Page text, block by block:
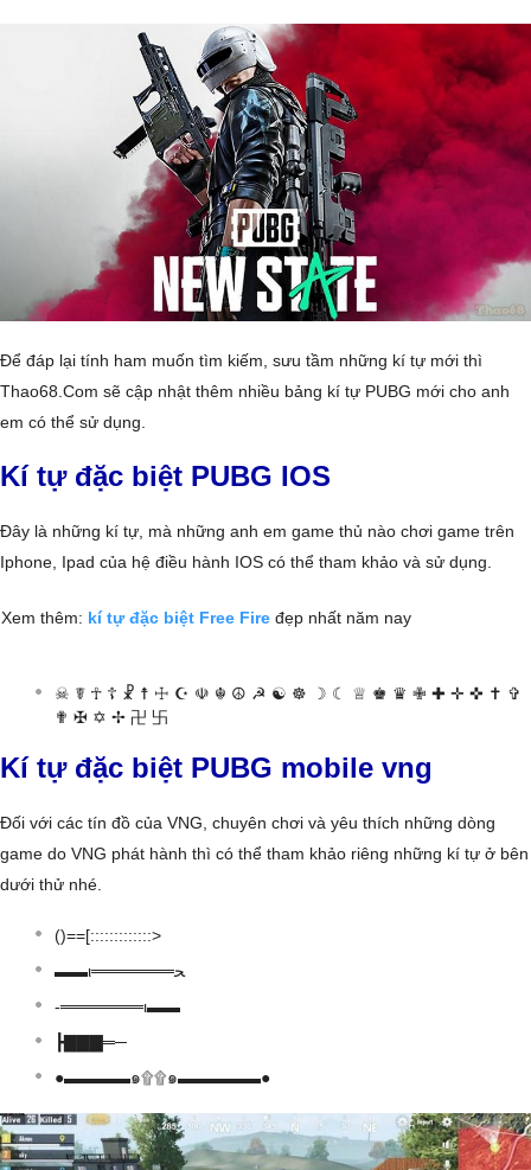
Để đáp lại tính ham muốn tìm kiếm, sưu tầm những kí tự mới thì
Thao68.Com sẽ cập nhật thêm nhiều bảng kí tự PUBG mới cho anh
em có thể sử dụng.
Kí tự đặc biệt PUBG IOS
Đây là những kí tự, mà những anh em game thủ nào chơi game trên
Iphone, Ipad của hệ điều hành IOS có thể tham khảo và sử dụng.
Xem thêm: kí tự đặc biệt Free Fire đẹp nhất năm nay
☠ ☤ ☥ ☦ ☧ ☨ ☩ ☪ ☫ ☬ ☮ ☭ ☯ ☸ ☽ ☾ ♕ ♚ ♛ ✙ ✚ ✛ ✜ ✝ ✞
✟ ✠ ✡ ✢ 卍 卐
Kí tự đặc biệt PUBG mobile vng
Đối với các tín đồ của VNG, chuyên chơi và yêu thích những dòng
game do VNG phát hành thì có thể tham khảo riêng những kí tự ở bên
dưới thử nhé.
()==[:::::::::::::>
▬▬ι═══════ﺤ
-═══════ι▬▬
┣▇▇▇═─
●▬▬▬▬๑۩۩๑▬▬▬▬▬●